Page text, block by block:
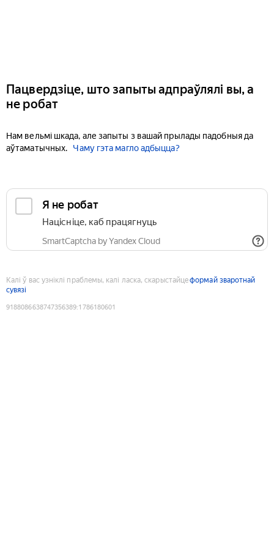
Пацвердзіце, што запыты адпраўлялі вы, а
не робат
Нам вельмі шкада, але запыты з вашай прылады падобныя да
аўтаматычных.
Чаму гэта магло адбыцца?
Я не робат
Націсніце, каб працягнуць
SmartCaptcha by Yandex Cloud
Калі ў вас узніклі праблемы, калі ласка, скарыстайцеформай зваротнай
сувязі
9188086638747356389:1786180601